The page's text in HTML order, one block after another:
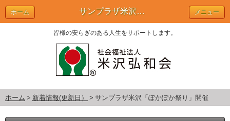
サンプラザ米沢「ぽかぽか祭り」開催 | 新着情報(更新日）
ホーム メニュー
皆様の安らぎのある人生をサポートします。
ホーム 新着情報(更新日） サンプラザ米沢「ぽかぽか祭り」開催